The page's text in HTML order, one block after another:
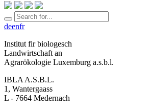
deenfr
Institut fir biologesch
Landwirtschaft an
Agrarökologie Luxemburg a.s.b.l.
IBLA A.S.B.L.
1, Wantergaass
L - 7664 Medernach